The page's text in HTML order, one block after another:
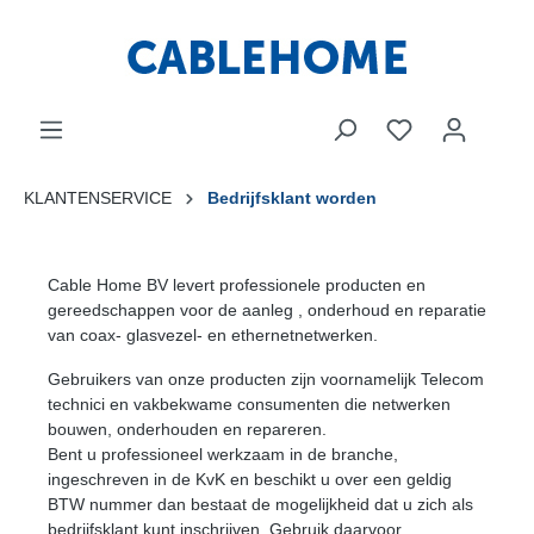
KLANTENSERVICE Bedrijfsklant worden
Cable Home BV levert professionele producten en
gereedschappen voor de aanleg , onderhoud en reparatie
van coax- glasvezel- en ethernetnetwerken.
Gebruikers van onze producten zijn voornamelijk Telecom
technici en vakbekwame consumenten die netwerken
bouwen, onderhouden en repareren.
Bent u professioneel werkzaam in de branche,
ingeschreven in de KvK en beschikt u over een geldig
BTW nummer dan bestaat de mogelijkheid dat u zich als
bedrijfsklant kunt inschrijven. Gebruik daarvoor